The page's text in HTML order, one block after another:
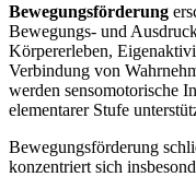
Bewegungsförderung
Bewegungs- und
Körpererleben,
Verbindung von
werden sensomotorische
elementarer Stufe
Bewegungsförderung
konzentriert sich